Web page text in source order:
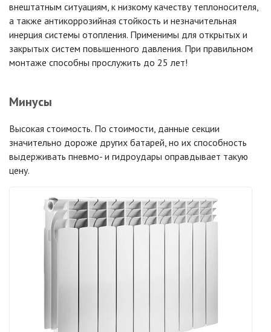
внештатным ситуациям, к низкому качеству теплоносителя,
а также антикоррозийная стойкость и незначительная
инерция системы отопления. Применимы для открытых и
закрытых систем повышенного давления. При правильном
монтаже способны прослужить до 25 лет!
Минусы
Высокая стоимость. По стоимости, данные секции
значительно дороже других батарей, но их способность
выдерживать пневмо- и гидроудары оправдывает такую
цену.